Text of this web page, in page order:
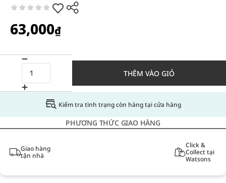
63,000₫
THÊM VÀO GIỎ
Kiểm tra tình trạng còn hàng tại cửa hàng
PHƯƠNG THỨC GIAO HÀNG
Giao hàng
tận nhà
Click &
Collect tại
Watsons